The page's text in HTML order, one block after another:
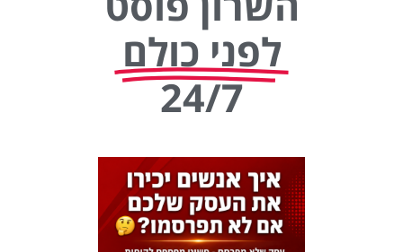
לפני כולם
24/7